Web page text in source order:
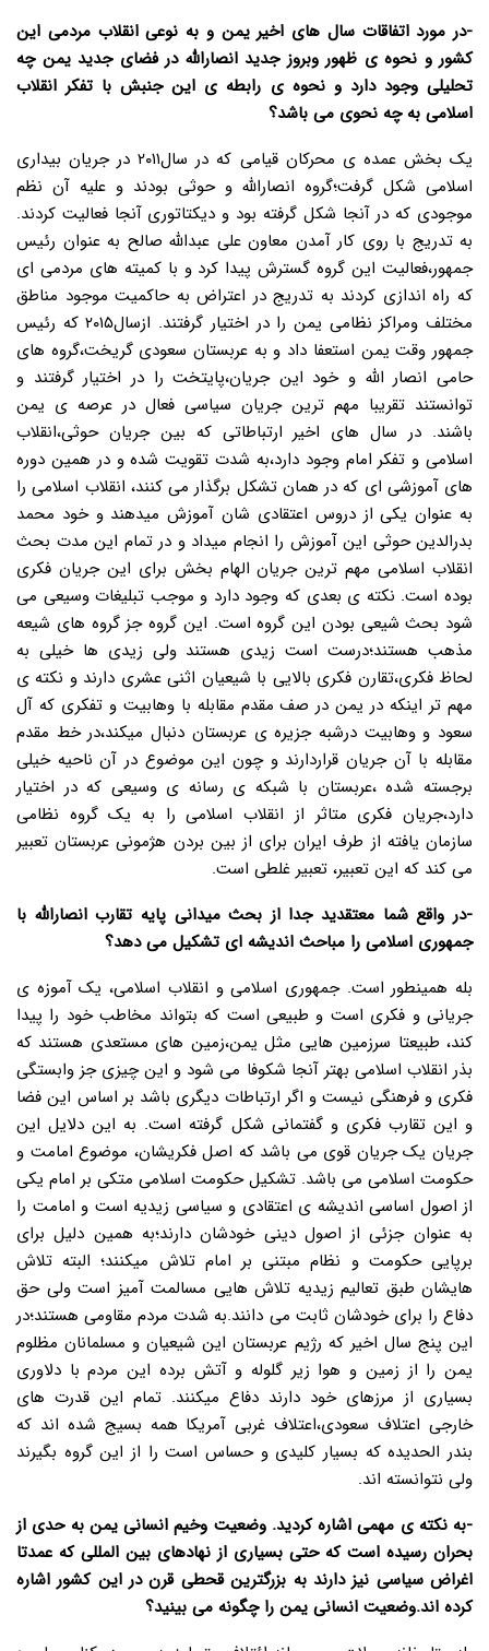
-در مورد اتفاقات سال های اخیر یمن و به نوعی انقلاب مردمی این
کشور و نحوه ی ظهور وبروز جدید انصارالله در فضای جدید یمن چه
تحلیلی وجود دارد و نحوه ی رابطه ی این جنبش با تفکر انقلاب
اسلامی به چه نحوی می باشد؟
یک بخش عمده ی محرکان قیامی که در سال۲۰۱۱ در جریان بیداری
اسلامی شکل گرفت؛گروه انصارالله و حوثی بودند و علیه آن نظم
موجودی که در آنجا شکل گرفته بود و دیکتاتوری آنجا فعالیت کردند.
به تدریج با روی کار آمدن معاون علی عبدالله صالح به عنوان رئیس
جمهور،فعالیت این گروه گسترش پیدا کرد و با کمیته های مردمی ای
که راه اندازی کردند به تدریج در اعتراض به حاکمیت موجود مناطق
مختلف ومراکز نظامی یمن را در اختیار گرفتند. ازسال۲۰۱۵ که رئیس
جمهور وقت یمن استعفا داد و به عربستان سعودی گریخت،گروه های
حامی انصار الله و خود این جریان،پایتخت را در اختیار گرفتند و
توانستند تقریبا مهم ترین جریان سیاسی فعال در عرصه ی یمن
باشند. در سال های اخیر ارتباطاتی که بین جریان حوثی،انقلاب
اسلامی و تفکر امام وجود دارد،به شدت تقویت شده و در همین دوره
های آموزشی ای که در همان تشکل برگذار می کنند، انقلاب اسلامی را
به عنوان یکی از دروس اعتقادی شان آموزش میدهند و خود محمد
بدرالدین حوثی این آموزش را انجام میداد و در تمام این مدت بحث
انقلاب اسلامی مهم ترین جریان الهام بخش برای این جریان فکری
بوده است. نکته ی بعدی که وجود دارد و موجب تبلیغات وسیعی می
شود بحث شیعی بودن این گروه است. این گروه جز گروه های شیعه
مذهب هستند؛درست است زیدی هستند ولی زیدی ها خیلی به
لحاظ فکری،تقارن فکری بالایی با شیعیان اثنی عشری دارند و نکته ی
مهم تر اینکه در یمن در صف مقدم مقابله با وهابیت و تفکری که آل
سعود و وهابیت درشبه جزیره ی عربستان دنبال میکند،در خط مقدم
مقابله با آن جریان قراردارند و چون این موضوع در آن ناحیه خیلی
برجسته شده ،عربستان با شبکه ی رسانه ی وسیعی که در اختیار
دارد،جریان فکری متاثر از انقلاب اسلامی را به یک گروه نظامی
سازمان یافته از طرف ایران برای از بین بردن هژمونی عربستان تعبیر
می کند که این تعبیر، تعبیر غلطی است.
-در واقع شما معتقدید جدا از بحث میدانی پایه تقارب انصارالله با
جمهوری اسلامی را مباحث اندیشه ای تشکیل می دهد؟
بله همینطور است. جمهوری اسلامی و انقلاب اسلامی، یک آموزه ی
جریانی و فکری است و طبیعی است که بتواند مخاطب خود را پیدا
کند، طبیعتا سرزمین هایی مثل یمن،زمین های مستعدی هستند که
بذر انقلاب اسلامی بهتر آنجا شکوفا می شود و این چیزی جز وابستگی
فکری و فرهنگی نیست و اگر ارتباطات دیگری باشد بر اساس این فضا
و این تقارب فکری و گفتمانی شکل گرفته است. به این دلایل این
جریان یک جریان قوی می باشد که اصل فکریشان، موضوع امامت و
حکومت اسلامی می باشد. تشکیل حکومت اسلامی متکی بر امام یکی
از اصول اساسی اندیشه ی اعتقادی و سیاسی زیدیه است و امامت را
به عنوان جزئی از اصول دینی خودشان دارند؛به همین دلیل برای
برپایی حکومت و نظام مبتنی بر امام تلاش میکنند؛ البته تلاش
هایشان طبق تعالیم زیدیه تلاش هایی مسالمت آمیز است ولی حق
دفاع را برای خودشان ثابت می دانند.به شدت مردم مقاومی هستند؛در
این پنج سال اخیر که رژیم عربستان این شیعیان و مسلمانان مظلوم
یمن را از زمین و هوا زیر گلوله و آتش برده این مردم با دلاوری
بسیاری از مرزهای خود دارند دفاع میکنند. تمام این قدرت های
خارجی اعتلاف سعودی،اعتلاف غربی آمریکا همه بسیج شده اند که
بندر الحدیده که بسیار کلیدی و حساس است را از این گروه بگیرند
ولی نتوانسته اند.
-به نکته ی مهمی اشاره کردید. وضعیت وخیم انسانی یمن به حدی از
بحران رسیده است که حتی بسیاری از نهادهای بین المللی که عمدتا
اغراض سیاسی نیز دارند به بزرگترین قحطی قرن در این کشور اشاره
کرده اند.وضعیت انسانی یمن را چگونه می بینید؟